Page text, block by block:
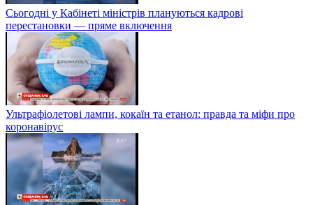
Сьогодні у Кабінеті міністрів плануються кадрові
перестановки — пряме включення
Ультрафіолетові лампи, кокаїн та етанол: правда та міфи про
коронавірус